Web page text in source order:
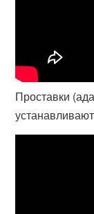
Проставки